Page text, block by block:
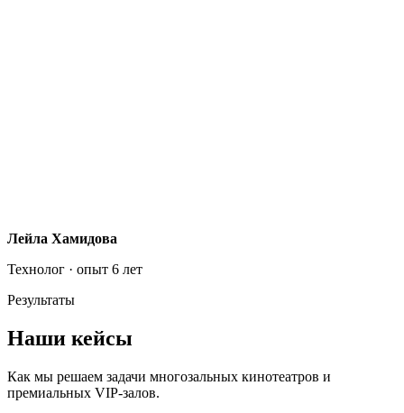
Лейла Хамидова
Технолог · опыт 6 лет
Результаты
Наши кейсы
Как мы решаем задачи многозальных кинотеатров и
премиальных VIP-залов.